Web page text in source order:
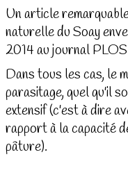
Un article
naturelle du Soay
2014 au journal
Dans tous les cas, le
parasitage, quel qu'il
extensif (c'est à dire
rapport à la capacité
pâture).